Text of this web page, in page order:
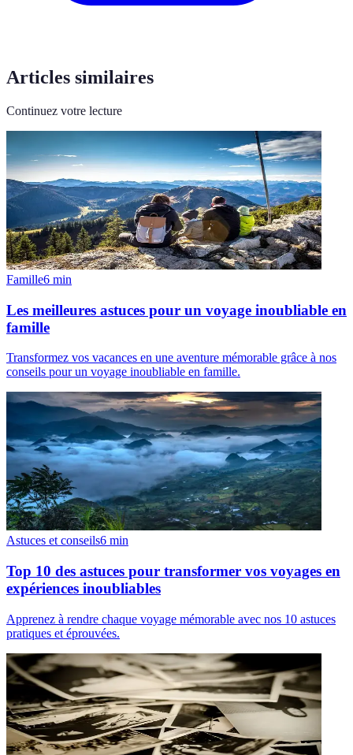
Articles similaires
Continuez votre lecture
Famille6 min
Les meilleures astuces pour un voyage inoubliable en
famille
Transformez vos vacances en une aventure mémorable grâce à nos
conseils pour un voyage inoubliable en famille.
Astuces et conseils6 min
Top 10 des astuces pour transformer vos voyages en
expériences inoubliables
Apprenez à rendre chaque voyage mémorable avec nos 10 astuces
pratiques et éprouvées.